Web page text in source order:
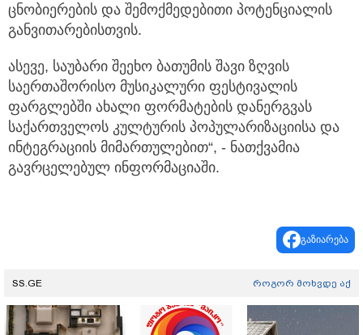
ცნობიერების და შემოქმედებითი პოტენციალის
განვითარებისთვის.
ასევე, საუბარი შეეხო ბათუმის შავი ზღვის
საერთაშორისო მუსიკალური ფესტივალის
ფარგლებში ახალი ფორმატების დანერგვას
საქართველოს კულტურის პოპულარიზაციისა და
ინტეგრაციის მიმართულებით“, - ნათქვამია
გავრცელებულ ინფორმაციაში.
გაზიარება
SS.GE როგორ მოხვდე აქ